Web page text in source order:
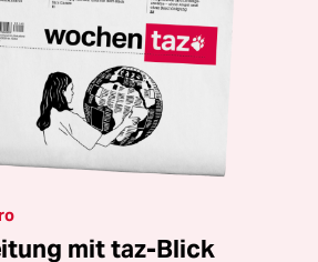
mit taz-Blick